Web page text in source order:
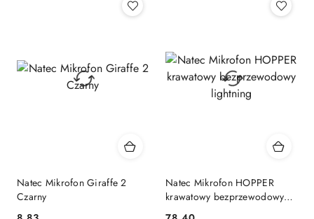
Natec Mikrofon Giraffe 2
Czarny
Natec Mikrofon HOPPER
krawatowy bezprzewodowy